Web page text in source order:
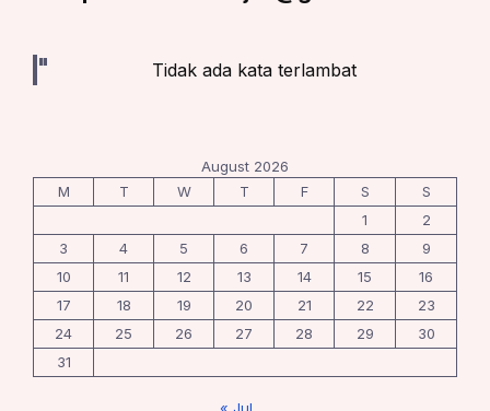
Tidak ada kata terlambat
August 2026
M
T W T F S
S
1
2
3
4 5 6 7 8
9
10
11 12 13 14 15
16
17
18 19 20 21 22
23
24
25 26 27 28 29
30
31